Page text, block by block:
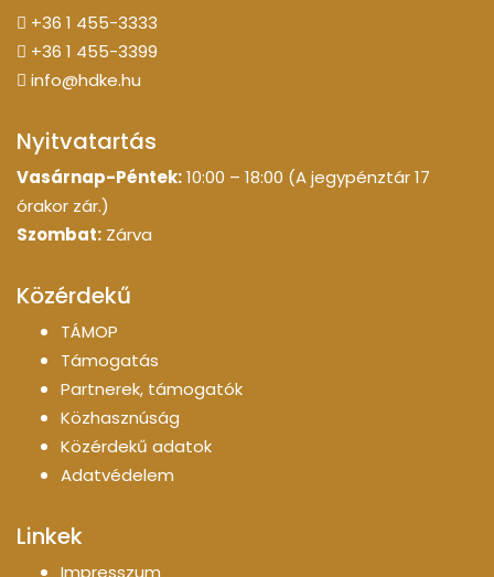
+36 1 455-3333
+36 1 455-3399
info@hdke.hu
Nyitvatartás
Vasárnap-Péntek:10:00 – 18:00 (A jegypénztár 17
órakor zár.)
Szombat: Zárva
Közérdekű
TÁMOP
Támogatás
Partnerek, támogatók
Közhasznúság
Közérdekű adatok
Adatvédelem
Linkek
Impresszum